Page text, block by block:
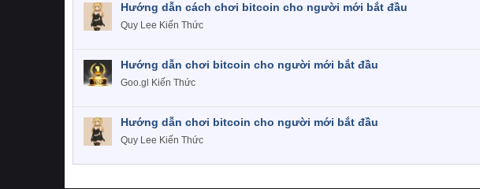
Hướng dẫn cách chơi bitcoin cho người mới bắt đầu
Quy Lee Kiến Thức
Hướng dẫn chơi bitcoin cho người mới bắt đầu
Goo.gl Kiến Thức
Hướng dẫn chơi bitcoin cho người mới bắt đầu
Quy Lee Kiến Thức